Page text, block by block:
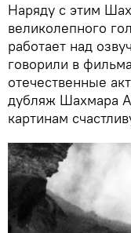
Наряду с этим
великолепного
работает над
говорили в
отечественные
дубляж Шахмара
картинам